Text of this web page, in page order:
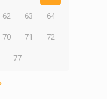
62 63 64
70 71 72
77